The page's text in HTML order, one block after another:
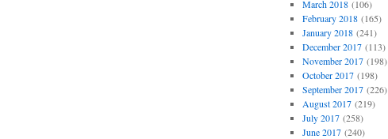
March 2018(106)
February 2018(165)
January 2018(241)
December 2017(113)
November 2017(198)
October 2017(198)
September 2017(226)
August 2017(219)
July 2017(258)
June 2017(240)